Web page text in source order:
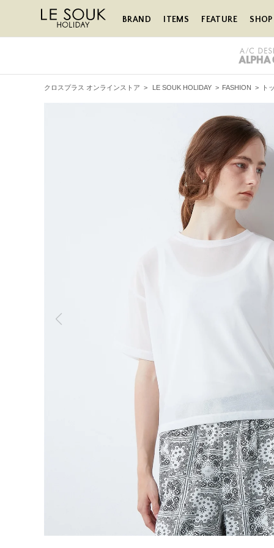
BRAND ITEMS FEATURE
クロスプラス オンラインストア > LE SOUK HOLIDAY > FASHION > ト